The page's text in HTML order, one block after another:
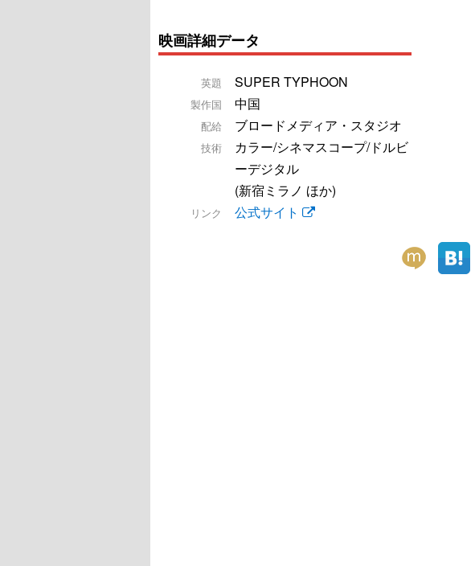
映画詳細データ
英題 SUPER TYPHOON
製作国 中国
配給 ブロードメディア・スタジオ
技術
カラー/シネマスコープ/ドルビ
ーデジタル
(新宿ミラノ ほか)
リンク 公式サイト